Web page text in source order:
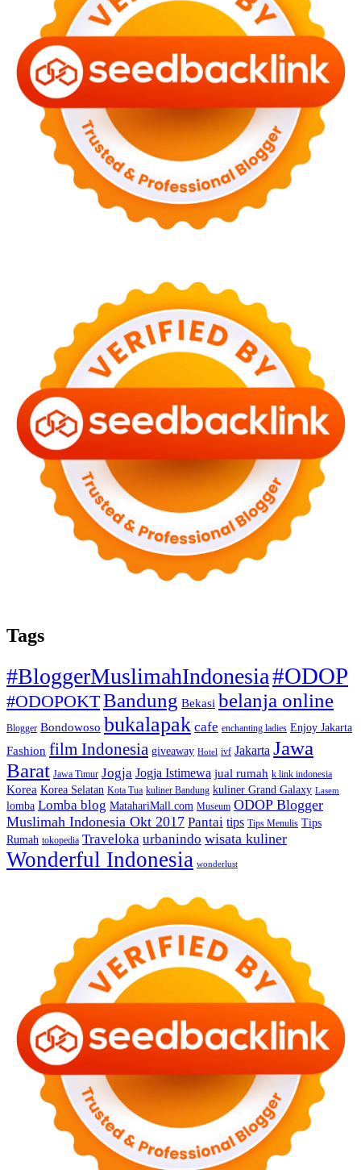
Tags
#BloggerMuslimahIndonesia#ODOP
#ODOPOKTBandung Bekasi belanja online
Blogger Bondowoso bukalapak cafe enchanting ladies Enjoy Jakarta
Fashion film Indonesia giveaway Hotel ivf Jakarta Jawa
Barat Jawa Timur Jogja Jogja Istimewa jual rumah k link indonesia
Korea Korea Selatan Kota Tua kuliner Bandung kuliner Grand Galaxy Lasem
lomba Lomba blog MatahariMall.com Museum ODOP Blogger
Muslimah Indonesia Okt 2017 Pantai tips Tips Menulis Tips
Rumah tokopedia Traveloka urbanindo wisata kuliner
Wonderful Indonesia wonderlust